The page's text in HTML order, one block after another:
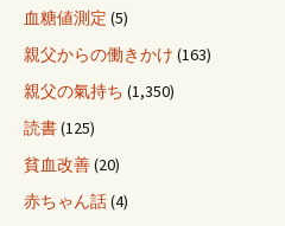
血糖値測定 (5)
親父からの働きかけ (163)
親父の氣持ち (1,350)
読書(125)
貧血改善(20)
赤ちゃん話(4)